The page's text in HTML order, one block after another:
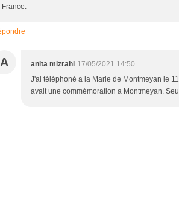
France.
A anita mizrahi 17/05/2021 14:50
J'ai téléphoné a la Marie de Montmeyan le
avait une commémoration a Montmeyan.